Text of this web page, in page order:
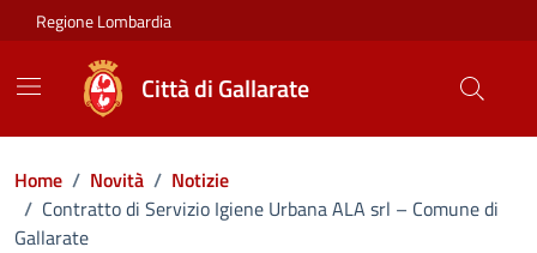
Vai ai contenuti
Vai al footer
Regione Lombardia
Città di Gallarate
Home / Novità / Notizie
/ Contratto di Servizio Igiene Urbana ALA srl – Comune di
Gallarate